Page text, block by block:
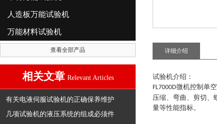
人造板万能试验机
万能材料试验机
查看全部产品
相关文章 Relevant Articles
有关电液伺服试验机的正确保养维护
几项试验机的液压系统的组成必须件
详细介绍
试验机介绍 ：
FL7000D微机控制单
压缩、弯曲、剪切、
量等性能指标。